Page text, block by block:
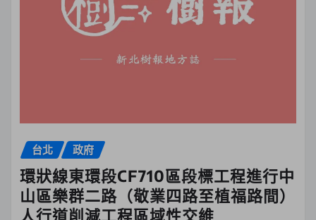
台北 政府
環狀線東環段CF710區段標工程進行中
山區樂群二路（敬業四路至植福路間）
人行道削減工程區域性交維